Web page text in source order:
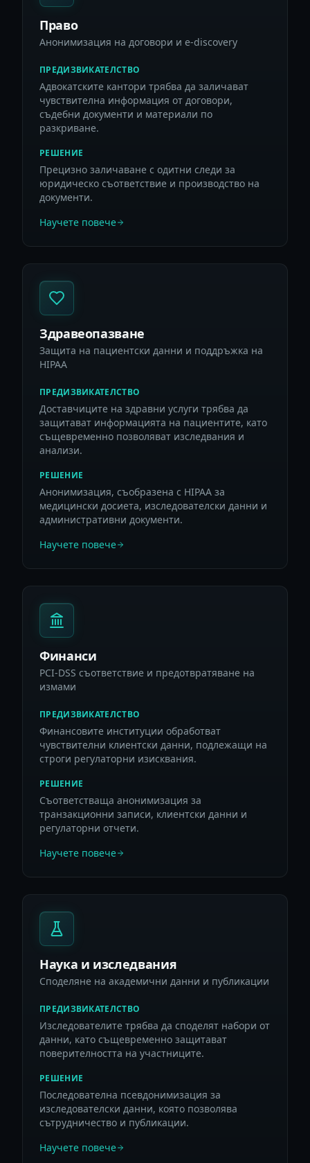
Право
Анонимизация на договори и e-discovery
ПРЕДИЗВИКАТЕЛСТВО
Адвокатските кантори трябва да заличават
чувствителна информация от договори,
съдебни документи и материали по
разкриване.
РЕШЕНИЕ
Прецизно заличаване с одитни следи за
юридическо съответствие и производство на
документи.
Научете повече
Здравеопазване
Защита на пациентски данни и поддръжка на
HIPAA
ПРЕДИЗВИКАТЕЛСТВО
Доставчиците на здравни услуги трябва да
защитават информацията на пациентите, като
същевременно позволяват изследвания и
анализи.
РЕШЕНИЕ
Анонимизация, съобразена с HIPAA за
медицински досиета, изследователски данни и
административни документи.
Научете повече
Финанси
PCI-DSS съответствие и предотвратяване на
измами
ПРЕДИЗВИКАТЕЛСТВО
Финансовите институции обработват
чувствителни клиентски данни, подлежащи на
строги регулаторни изисквания.
РЕШЕНИЕ
Съответстваща анонимизация за
транзакционни записи, клиентски данни и
регулаторни отчети.
Научете повече
Наука и изследвания
Споделяне на академични данни и публикации
ПРЕДИЗВИКАТЕЛСТВО
Изследователите трябва да споделят набори от
данни, като същевременно защитават
поверителността на участниците.
РЕШЕНИЕ
Последователна псевдонимизация за
изследователски данни, която позволява
сътрудничество и публикации.
Научете повече